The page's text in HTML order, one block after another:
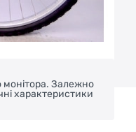
монітора. Залежно
характеристики